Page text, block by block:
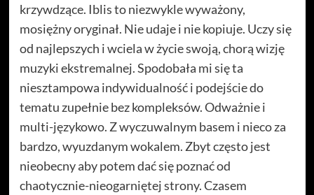
krzywdzące. Iblis to niezwykle wyważony,
mosiężny oryginał. Nie udaje i nie kopiuje. Uczy się
od najlepszych i wciela w życie swoją, chorą wizję
muzyki ekstremalnej. Spodobała mi się ta
niesztampowa indywidualność i podejście do
tematu zupełnie bez kompleksów. Odważnie i
multi-językowo. Z wyczuwalnym basem i nieco za
bardzo, wyuzdanym wokalem. Zbyt często jest
nieobecny aby potem dać się poznać od
chaotycznie-nieogarniętej strony. Czasem